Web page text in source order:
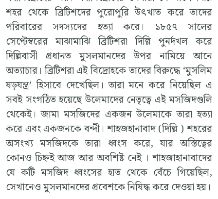
শহর থেকে ব্রিটিশদের পুরোপুরি উৎখাত করে তাদের
পরিবারের সদস্যদের হত্যা করে। ১৮৫৭ সালের
সেপ্টেম্বরের মাঝামাঝি ব্রিটিশরা দিল্লি পুনর্দখল করে
দিল্লিবাসী প্রধানত মুসলমানদের উপর নামিয়ে আনে
অত্যাচার। ব্রিটিশরা এই বিদ্রোহকে তাদের বিরুদ্ধে ‘মুসলিম
ষড়যন্ত্র’ হিসাবে দেখেছিল। তারা মনে করে নিয়েছিল এ
সবই সংগঠিত হয়েছে উলেমাদের নেতৃত্বে এই মসজিদগুলি
থেকেই। জামা মসজিদের একজন উলেমাকে তারা হত্যা
করে এবং একজনকে বন্দী। শাহজহানাবাদ (দিল্লি ) শহরের
অসংখ্য মসজিদকে তারা ধ্বংস করে, যার অস্তিত্বের
কোনও চিহ্নই আজ আর অবশিষ্ট নেই । শাহজাহানাবাদের
যে কটি মসজিদ ধ্বংসের হাত থেকে বেঁচে গিয়েছিল,
সেখানেও মুসলমানদের প্রবেশকে নিষিদ্ধ করে দেওয়া হয়।